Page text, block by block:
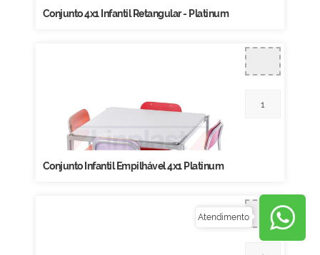
Conjunto 4x1 Infantil Retangular - Platinum
Conjunto Infantil Empilhável 4x1 Platinum
Atendimento